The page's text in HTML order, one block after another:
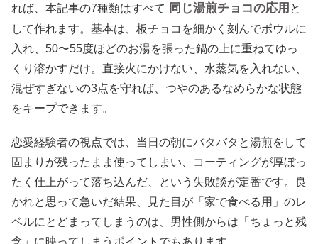
れば、本記事の7種類はすべて 同じ湯煎チョコの応用 と
して作れます。基本は、板チョコを細かく刻んでボウルに
入れ、50〜55度ほどのお湯を張った鍋の上に重ねてゆっ
くり溶かすだけ。直接火にかけない、水蒸気を入れない、
混ぜすぎないの3点を守れば、つやのあるなめらかな状態
をキープできます。
恋愛経験者の視点では、当日の朝にバタバタと湯煎をして
固まりが残ったまま使ってしまい、コーティングが厚ぼっ
たく仕上がって落ち込んだ、という失敗談が定番です。良
かれと思って急いだ結果、見た目が「家で食べる用」のレ
ベルにとどまってしまうのは、男性側からは「ちょっと残